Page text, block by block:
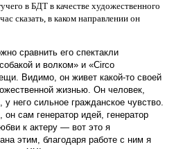
в БДТ в качестве художественного
сказать, в каком направлении он
сравнить его спектакли
и волком» и «Circo
Видимо, он живет какой-то своей
жизнью. Он человек,
него сильное гражданское чувство.
сам генератор идей, генератор
к актеру — вот это я
этим, благодаря работе с ним я